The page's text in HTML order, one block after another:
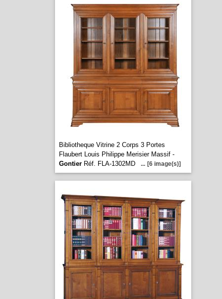
Bibliotheque Vitrine 2 Corps 3 Portes
Flaubert Louis Philippe Merisier Massif -
GontierRéf. FLA-1302MD ... [6 image(s)]